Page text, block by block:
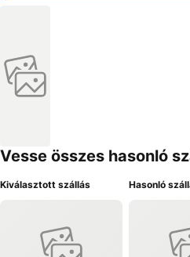
Vesse összes hasonló
Kiválasztott szállás Hasonló